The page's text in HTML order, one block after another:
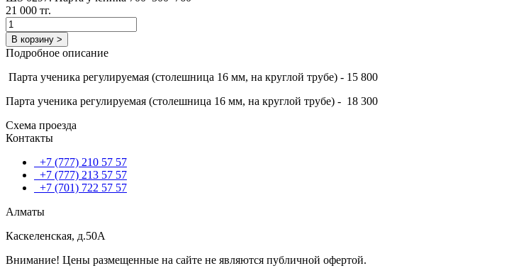
21 000 тг.
В корзину >
Подробное описание
Парта ученика регулируемая (столешница 16 мм, на круглой трубе) - 15 800
Парта ученика регулируемая (столешница 16 мм, на круглой трубе) - 18 300
Схема проезда
Контакты
+7 (777) 210 57 57
+7 (777) 213 57 57
+7 (701) 722 57 57
Алматы
Каскеленская, д.50А
Внимание! Цены размещенные на сайте не являются публичной офертой.